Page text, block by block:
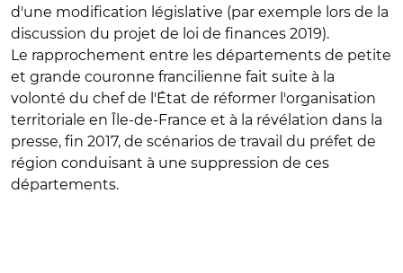
d'une modification législative (par exemple lors de la
discussion du projet de loi de finances 2019).
Le rapprochement entre les départements de petite
et grande couronne francilienne fait suite à la
volonté du chef de l'État de réformer l'organisation
territoriale en Île-de-France et à la révélation dans la
presse, fin 2017, de scénarios de travail du préfet de
région conduisant à une suppression de ces
départements.